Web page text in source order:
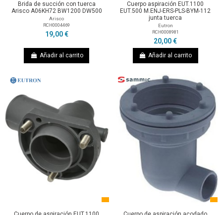
Brida de succión con tuerca
Arisco A06KH72 BW1200 DW500
Arisco
RCH0004469
19,00 €
Añadir al carrito
Cuerpo aspiración EUT.1100
EUT.500 M.ENJ-ERS-PLS-BYM-112
junta tuerca
Eutron
RCH0008981
20,00 €
Añadir al carrito